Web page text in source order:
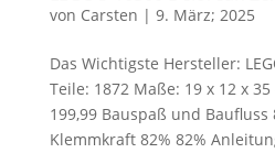
von Carsten | 9. März; 2025
Das Wichtigste Hersteller:
Teile: 1872 Maße: 19 x 12 x 35
199,99 Bauspaß und
Klemmkraft 82% 82%